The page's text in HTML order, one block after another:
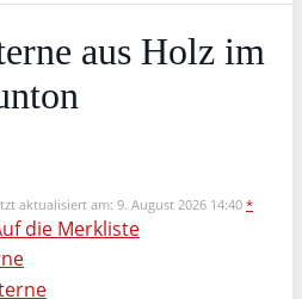
aus Holz im
aktualisiert am: 9. August 2026 14:40 *
die Merkliste